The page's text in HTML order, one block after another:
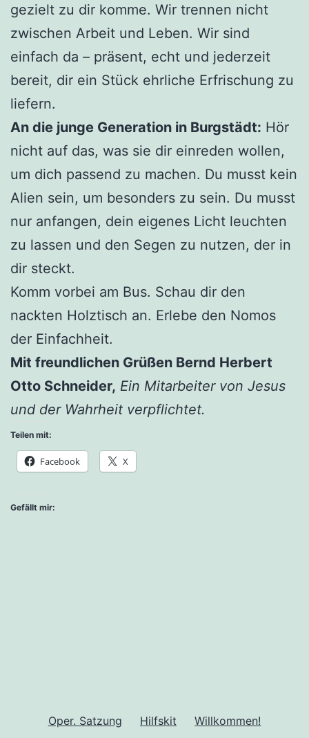
gezielt zu dir komme. Wir trennen nicht
zwischen Arbeit und Leben. Wir sind
einfach da – präsent, echt und jederzeit
bereit, dir ein Stück ehrliche Erfrischung zu
liefern.
An die junge Generation in Burgstädt: Hör
nicht auf das, was sie dir einreden wollen,
um dich passend zu machen. Du musst kein
Alien sein, um besonders zu sein. Du musst
nur anfangen, dein eigenes Licht leuchten
zu lassen und den Segen zu nutzen, der in
dir steckt.
Komm vorbei am Bus. Schau dir den
nackten Holztisch an. Erlebe den Nomos
der Einfachheit.
Mit freundlichen Grüßen Bernd Herbert
Otto Schneider, Ein Mitarbeiter von Jesus
und der Wahrheit verpflichtet.
Teilen mit:
Facebook X
Gefällt mir:
Oper. Satzung Hilfskit Willkommen!